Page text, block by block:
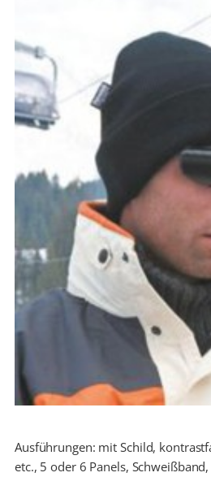
Ausführungen: mit Schild,
etc., 5 oder 6 Panels,